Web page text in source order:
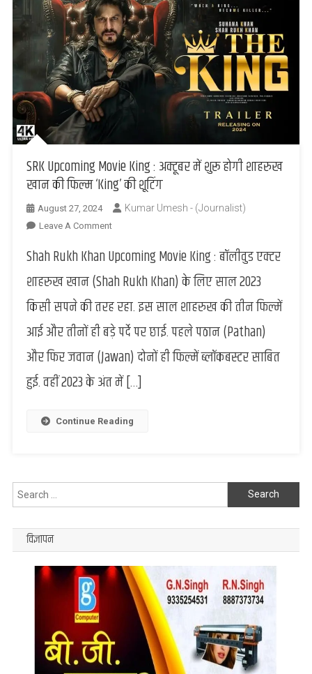
SRK Upcoming Movie King : अक्टूबर में शुरू होगी शाहरुख
खान की फिल्म ‘King’ की शूटिंग
August 27, 2024 Kumar Umesh - (Journalist)
Leave A CommentOn
Upcoming
King
:
में
शुरू
शाहरुख
की
शूटिंग
Shah Rukh Khan Upcoming Movie King : बॉलीवुड एक्टर
शाहरुख खान (Shah Rukh Khan) के लिए साल 2023
किसी सपने की तरह रहा. इस साल शाहरुख की तीन फिल्में
आई और तीनों ही बड़े पर्दे पर छाई. पहले पठान (Pathan)
और फिर जवान (Jawan) दोनों ही फिल्में ब्लॉकबस्टर साबित
हुई. वहीं 2023 के अंत में […]
Continue Reading
Search
for:
विज्ञापन